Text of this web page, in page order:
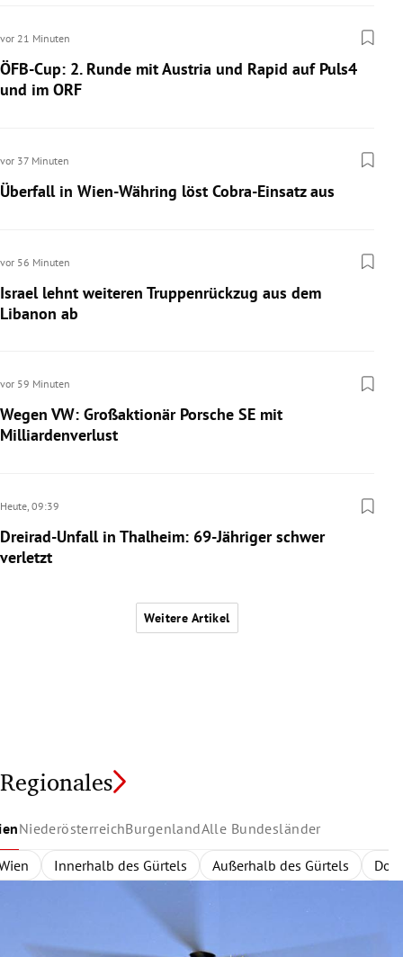
vor 21 Minuten
ÖFB-Cup: 2. Runde mit Austria und Rapid auf Puls4
und im ORF
vor 37 Minuten
Überfall in Wien-Währing löst Cobra-Einsatz aus
vor 56 Minuten
Israel lehnt weiteren Truppenrückzug aus dem
Libanon ab
vor 59 Minuten
Wegen VW: Großaktionär Porsche SE mit
Milliardenverlust
Heute, 09:39
Dreirad-Unfall in Thalheim: 69-Jähriger schwer
verletzt
Weitere Artikel
Regionales
NiederösterreichBurgenlandAlle Bundesländer
Innerhalb des Gürtels Außerhalb des Gürtels
Rund um Wien Zentralregion
Nordburgenland Eisenstadt
Bundesländer Wien Niederösterreich Burgenland